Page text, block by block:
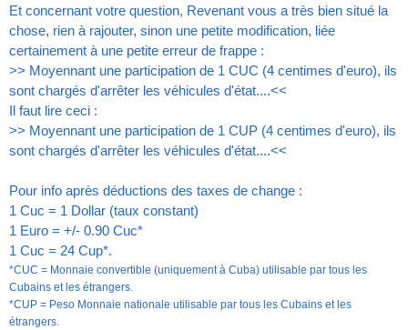
Et concernant votre question, Revenant vous a très bien situé la
chose, rien à rajouter, sinon une petite modification, liée
certainement à une petite erreur de frappe :
>> Moyennant une participation de 1 CUC (4 centimes d'euro), ils
sont chargés d'arrêter les véhicules d'état....<<
Il faut lire ceci :
>> Moyennant une participation de 1 CUP (4 centimes d'euro), ils
sont chargés d'arrêter les véhicules d'état....<<
Pour info après déductions des taxes de change :
1 Cuc = 1 Dollar (taux constant)
1 Euro = +/- 0.90 Cuc*
1 Cuc = 24 Cup*.
*CUC = Monnaie convertible (uniquement à Cuba) utilisable par tous les
Cubains et les étrangers.
*CUP = Peso Monnaie nationale utilisable par tous les Cubains et les
étrangers.